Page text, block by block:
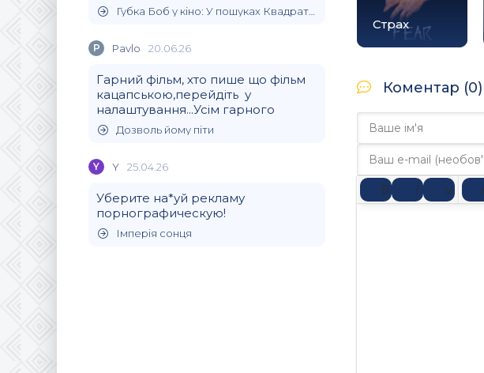
Губка Боб у кіно: У пошуках Квадратних Штанів
P Pavlo 20.06.26
Гарний фільм, хто пише що фільм
кацапською,перейдіть у
налаштування...Усім гарного
Дозволь йому піти
Y Y 25.04.26
Уберите на*уй рекламу
порнографическую!
Імперія сонця
Страх
Коментар (0)